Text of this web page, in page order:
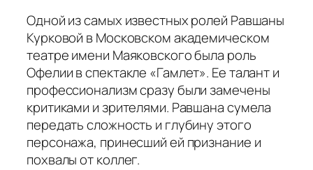
Одной из самых известных ролей Равшаны
Курковой в Московском академическом
театре имени Маяковского была роль
Офелии в спектакле «Гамлет». Ее талант и
профессионализм сразу были замечены
критиками и зрителями. Равшана сумела
передать сложность и глубину этого
персонажа, принесший ей признание и
похвалы от коллег.